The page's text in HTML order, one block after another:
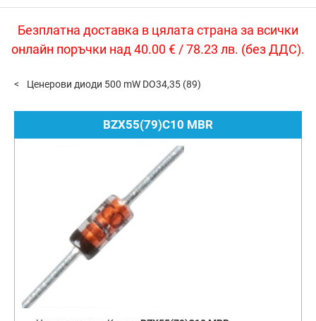
Безплатна доставка в цялата страна за всички
онлайн поръчки над 40.00 € / 78.23 лв. (без ДДС).
Ценерови диоди 500 mW DO34,35 (89)
BZX55(79)C10 MBR